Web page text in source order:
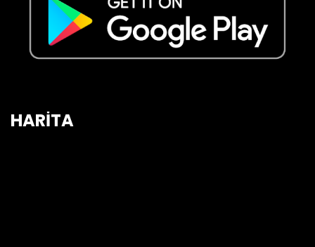
HARİTA